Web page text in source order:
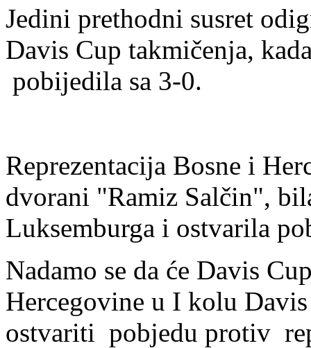
Jedini prethodni susret
Davis Cup takmičenja,
pobijedila sa 3-0.
Reprezentacija Bosne i
dvorani "Ramiz Salčin",
Luksemburga i ostvarila
Nadamo se da će Davis
Hercegovine u I kolu
ostvariti pobjedu protiv